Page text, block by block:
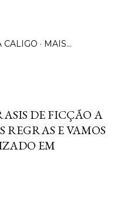
CALIGO MAIS…
DE FICÇÃO A
REGRAS E VAMOS
EM